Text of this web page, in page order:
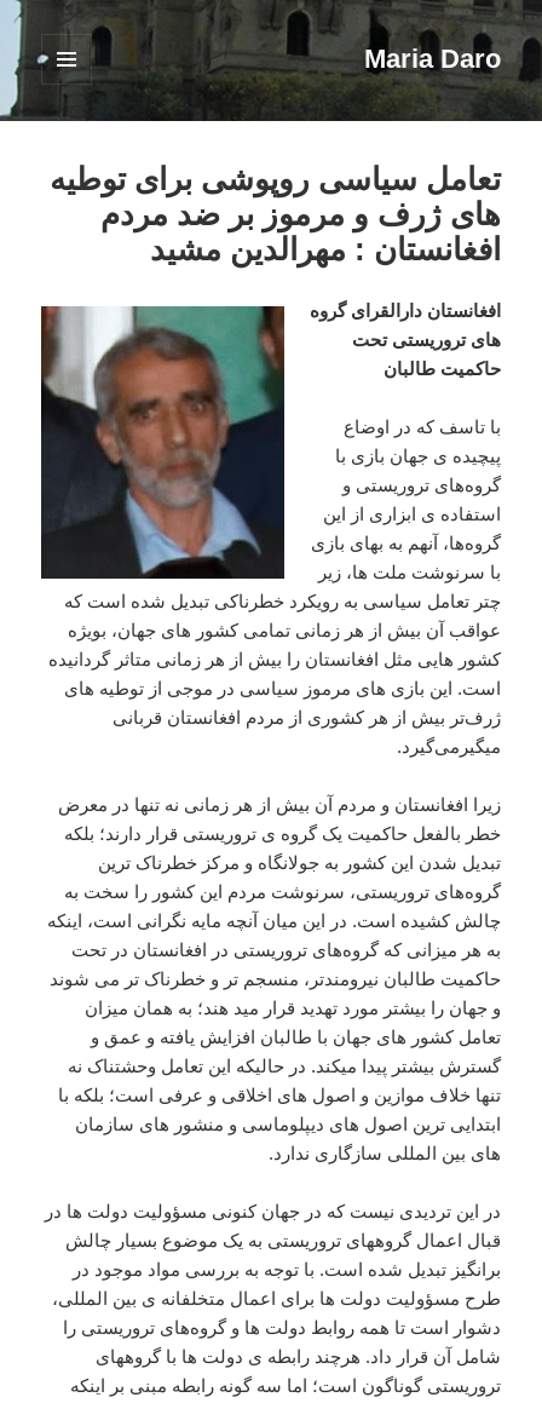
Maria Daro
فهرست
ابزارک‌ها
تعامل سیاسی روپوشی برای توطیه
های ژرف و مرموز بر ضد مردم
افغانستان : مهرالدین مشید
افغانستان دارالقرای گروه
های تروریستی تحت
حاکمیت طالبان
با تاسف که در اوضاع
پیچیده ی جهان بازی با
گروه‌های تروریستی و
استفاده ی ابزاری از این
گروه‌ها، آنهم به بهای بازی
با سرنوشت ملت ها، زیر
چتر تعامل سیاسی به رویکرد خطرناکی تبدیل شده است که
عواقب آن بیش از هر زمانی تمامی کشور های جهان، بویژه
کشور هایی مثل افغانستان را بيش از هر زمانی متاثر گردانیده
است. این بازی های مرموز سیاسی در موجی از توطیه های
ژرف‌تر بیش از هر کشوری از مردم افغانستان قربانی
میگیرمی‌گیرد.
زیرا افغانستان و مردم آن بیش از هر زمانی نه تنها در معرض
خطر بالفعل حاکمیت یک گروه ی تروریستی قرار دارند؛ بلکه
تبدیل شدن این کشور به جولانگاه و مرکز خطرناک ترین
گروه‌های تروریستی، سرنوشت مردم این کشور را سخت به
چالش کشیده است. در این میان آنچه مایه نگرانی است، اینکه
به هر میزانی که گروه‌های تروریستی در افغانستان در تحت
حاکمیت طالبان نیرومندتر، منسجم تر و خطرناک تر می شوند
و جهان را بيشتر مورد تهدید قرار مید هند؛ به همان میزان
تعامل کشور های جهان با طالبان افزایش یافته و عمق و
گسترش بیشتر پیدا میکند. در حالیکه این تعامل وحشتناک نه
تنها خلاف موازین و اصول های اخلاقی و عرفی است؛ بلکه با
ابتدایی ترین اصول های دیپلوماسی و منشور های سازمان
های بین المللی سازگاری ندارد.
در این تردیدی نیست که در جهان کنونی مسؤولیت دولت ها در
قبال اعمال گروههای تروریستی به یک موضوع بسیار چالش
برانگیز تبدیل شده است. با توجه به بررسی مواد موجود در
طرح مسؤولیت دولت ها برای اعمال متخلفانه ی بین المللی،
دشوار است تا همه روابط دولت ها و گروه‌های تروریستی را
شامل آن قرار داد. هرچند رابطه ی دولت ها با گروههای
تروریستی گوناگون است؛ اما سه گونه رابطه مبنی بر اینکه